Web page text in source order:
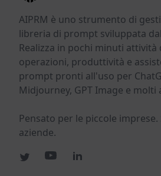
AIPRM è uno strumento di
libreria di prompt sviluppata
Realizza in pochi minuti
operazioni, produttività e
prompt pronti all'uso per
Midjourney, GPT Image e molti
Pensato per le piccole
aziende.